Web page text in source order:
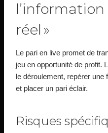
réel »
Le pari en live promet de
jeu en opportunité de profit.
le déroulement, repérer une
et placer un pari éclair.
Risques